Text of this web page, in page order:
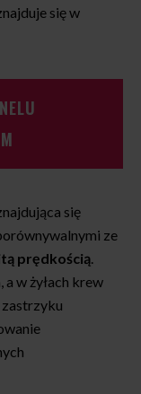
się w
się
ze
prędkością.
w żyłach krew
zastrzyku